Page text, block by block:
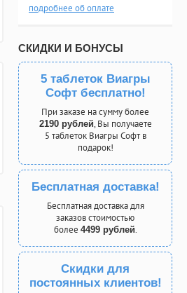
подробнее об оплате
СКИДКИ И БОНУСЫ
5 таблеток Виагры
Софт бесплатно!
При заказе на сумму более
2190 рублей, Вы получаете
5 таблеток Виагры Софт в
подарок!
Бесплатная доставка!
Бесплатная доставка для
заказов стоимостью
более 4499 рублей.
Скидки для
постоянных клиентов!